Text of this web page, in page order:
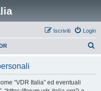
Login
Iscriviti
“VDR Italia” ed eventuali